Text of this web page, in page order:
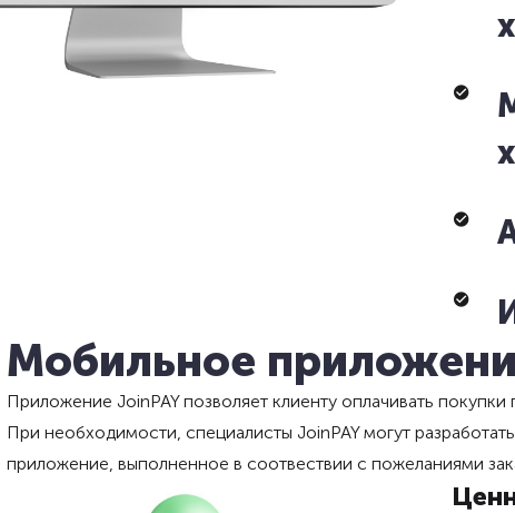
Мобильное
Приложение JoinPAY позволяет клиенту оплачивать
При необходимости, специалисты JoinPAY могут
приложение, выполненное в соотвествии с пожеланиями